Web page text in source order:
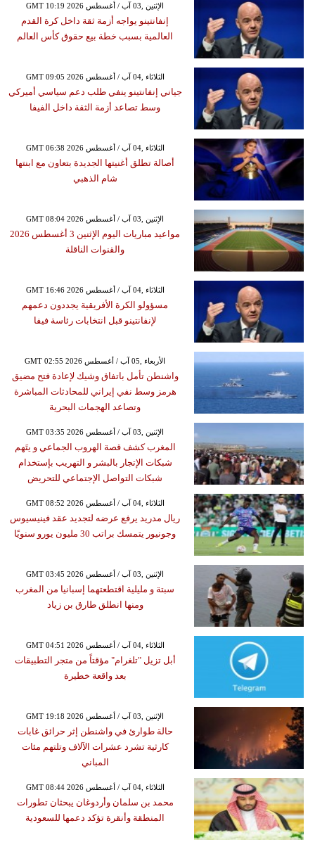
GMT 10:19 2026 الإثنين ,03 آب / أغسطس
إنفانتينو يواجه أزمة ثقة داخل كرة القدم
العالمية بسبب خطة بيع حقوق كأس العالم
GMT 09:05 2026 الثلاثاء ,04 آب / أغسطس
جياني إنفانتينو ينفي طلب دعم سياسي أميركي
وسط تصاعد أزمة الثقة داخل الفيفا
GMT 06:38 2026 الثلاثاء ,04 آب / أغسطس
أصالة تطلق أغنيتها الجديدة بتعاون مع ابنتها
شام الذهبي
GMT 08:04 2026 الإثنين ,03 آب / أغسطس
مواعيد مباريات اليوم الإثنين 3 أغسطس 2026
والقنوات الناقلة
GMT 16:46 2026 الثلاثاء ,04 آب / أغسطس
مسؤولو الكرة الأفريقية يجددون دعمهم
لإنفانتينو قبل انتخابات رئاسة فيفا
GMT 02:55 2026 الأربعاء ,05 آب / أغسطس
واشنطن تأمل باتفاق وشيك لإعادة فتح مضيق
هرمز وسط نفي إيراني للمحادثات المباشرة
وتصاعد الهجمات البحرية
GMT 03:35 2026 الإثنين ,03 آب / أغسطس
المغرب كشف قصة الهروب الجماعي و يتَهم
شبكات الإتجار بالبشر و التهريب بإستخدام
شبكات التواصل الإجتماعي للتحريض
GMT 08:52 2026 الثلاثاء ,04 آب / أغسطس
ريال مدريد يرفع عرضه لتجديد عقد فينيسيوس
وجونيور يتمسك براتب 30 مليون يورو سنويًا
GMT 03:45 2026 الإثنين ,03 آب / أغسطس
سبتة و مليلية اقتطعتهما إسبانيا من المغرب
ومنها انطلق طارق بن زياد
GMT 04:51 2026 الثلاثاء ,04 آب / أغسطس
أبل تزيل "تلغرام" مؤقتاً من متجر التطبيقات
بعد واقعة خطيرة
GMT 19:18 2026 الإثنين ,03 آب / أغسطس
حالة طوارئ في واشنطن إثر حرائق غابات
كارثية تشرد عشرات الآلاف وتلتهم مئات
المباني
GMT 08:44 2026 الثلاثاء ,04 آب / أغسطس
محمد بن سلمان وأردوغان يبحثان تطورات
المنطقة وأنقرة تؤكد دعمها للسعودية